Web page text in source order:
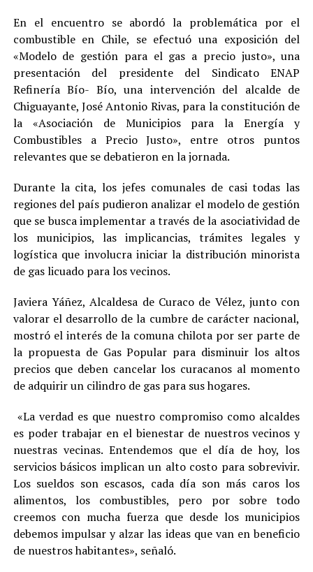
En el encuentro se abordó la problemática por el
combustible en Chile, se efectuó una exposición del
«Modelo de gestión para el gas a precio justo», una
presentación del presidente del Sindicato ENAP
Refinería Bío- Bío, una intervención del alcalde de
Chiguayante, José Antonio Rivas, para la constitución de
la «Asociación de Municipios para la Energía y
Combustibles a Precio Justo», entre otros puntos
relevantes que se debatieron en la jornada.
Durante la cita, los jefes comunales de casi todas las
regiones del país pudieron analizar el modelo de gestión
que se busca implementar a través de la asociatividad de
los municipios, las implicancias, trámites legales y
logística que involucra iniciar la distribución minorista
de gas licuado para los vecinos.
Javiera Yáñez, Alcaldesa de Curaco de Vélez, junto con
valorar el desarrollo de la cumbre de carácter nacional,
mostró el interés de la comuna chilota por ser parte de
la propuesta de Gas Popular para disminuir los altos
precios que deben cancelar los curacanos al momento
de adquirir un cilindro de gas para sus hogares.
«La verdad es que nuestro compromiso como alcaldes
es poder trabajar en el bienestar de nuestros vecinos y
nuestras vecinas. Entendemos que el día de hoy, los
servicios básicos implican un alto costo para sobrevivir.
Los sueldos son escasos, cada día son más caros los
alimentos, los combustibles, pero por sobre todo
creemos con mucha fuerza que desde los municipios
debemos impulsar y alzar las ideas que van en beneficio
de nuestros habitantes», señaló.